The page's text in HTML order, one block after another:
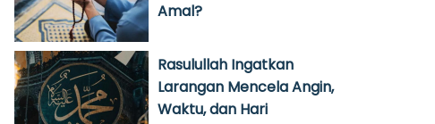
Amal?
Rasulullah Ingatkan
Larangan Mencela Angin,
Waktu, dan Hari